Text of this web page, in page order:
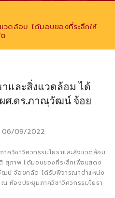
วดล้อม ได้มอบของที่ระลึกให้
และสิ่งแวดล้อม ได้
ศ.ดร.ภาณุวัฒน์ จ้อย
06/09/2022
ควิชาวิศวกรรมโยธาและสิ่งแวดล้อม
สุภาพ ได้มอบของที่ระลึกเพื่อแสดง
ฒน์ จ้อยกลัด ได้รับพิจารณาตำแหน่ง
ห้องประชุมภาควิชาวิศวกรรมโยธา